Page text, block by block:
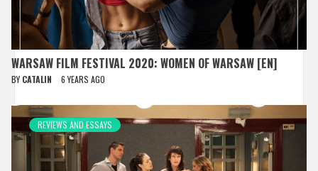
WARSAW FILM FESTIVAL 2020: WOMEN OF WARSAW [EN]
BY CATALIN 6 YEARS AGO
REVIEWS AND ESSAYS